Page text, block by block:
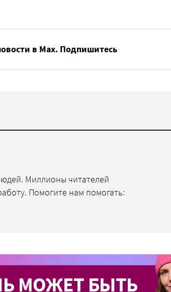
в Max. Подпишитесь
Миллионы читателей
Помогите нам помогать: